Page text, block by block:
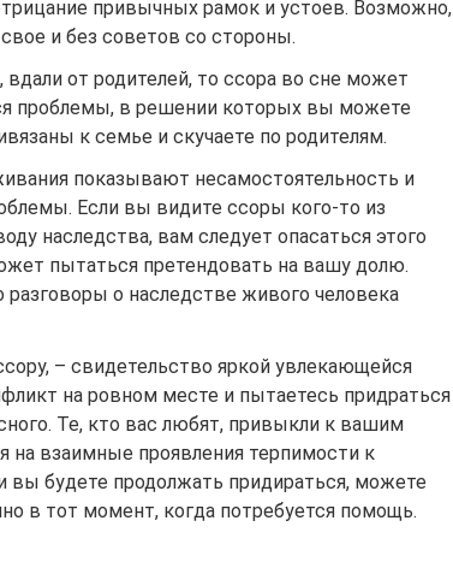
привычных рамок и устоев. Возможно,
и без советов со стороны.
от родителей, то ссора во сне может
проблемы, в решении которых вы можете
к семье и скучаете по родителям.
показывают несамостоятельность и
Если вы видите ссоры кого-то из
наследства, вам следует опасаться этого
пытаться претендовать на вашу долю.
разговоры о наследстве живого человека
– свидетельство яркой увлекающейся
на ровном месте и пытаетесь придраться
Те, кто вас любят, привыкли к вашим
на взаимные проявления терпимости к
вы будете продолжать придираться, можете
в тот момент, когда потребуется помощь.